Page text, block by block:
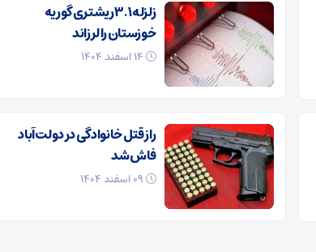
زلزله ۳.۱ ریشتری گوریه
خوزستان را لرزاند
راز قتل خانوادگی در دولت‌آباد
فاش شد